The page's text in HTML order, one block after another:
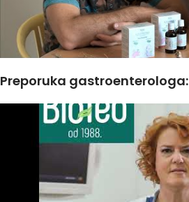
Preporuka gastroenterologa: